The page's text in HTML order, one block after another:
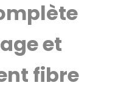
et
fibre